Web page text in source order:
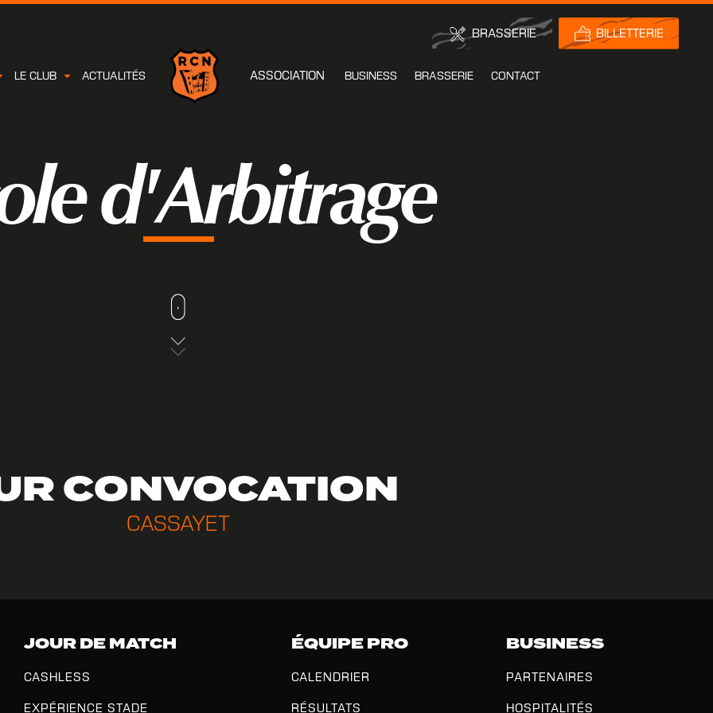
LE CLUB ACTUALITÉS ASSOCIATION BUSINESS BRASSERIE CONTACT
d'Arbitrage
CONVOCATION
CASSAYET
BRASSERIE BILLETTERIE
JOUR DE MATCH
CASHLESS
EXPÉRIENCE STADE
ÉQUIPE PRO
CALENDRIER
RÉSULTATS
BUSINESS
PARTENAIRES
HOSPITALITÉS